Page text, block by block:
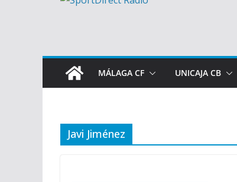
MÁLAGA CF UNICAJA CB
Javi Jiménez